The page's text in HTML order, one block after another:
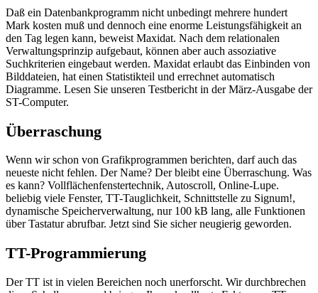
Daß ein Datenbankprogramm nicht unbedingt mehrere hundert
Mark kosten muß und dennoch eine enorme Leistungsfähigkeit an
den Tag legen kann, beweist Maxidat. Nach dem relationalen
Verwaltungsprinzip aufgebaut, können aber auch assoziative
Suchkriterien eingebaut werden. Maxidat erlaubt das Einbinden von
Bilddateien, hat einen Statistikteil und errechnet automatisch
Diagramme. Lesen Sie unseren Testbericht in der März-Ausgabe der
ST-Computer.
Überraschung
Wenn wir schon von Grafikprogrammen berichten, darf auch das
neueste nicht fehlen. Der Name? Der bleibt eine Überraschung. Was
es kann? Vollflächenfenstertechnik, Autoscroll, Online-Lupe.
beliebig viele Fenster, TT-Tauglichkeit, Schnittstelle zu Signum!,
dynamische Speicherverwaltung, nur 100 kB lang, alle Funktionen
über Tastatur abrufbar. Jetzt sind Sie sicher neugierig geworden.
TT-Programmierung
Der TT ist in vielen Bereichen noch unerforscht. Wir durchbrechen